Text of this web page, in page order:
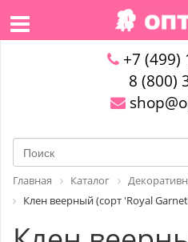
+7 (499)
8 (800)
Главная Каталог
Клен веерный (сорт 'Royal